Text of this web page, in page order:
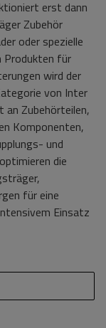
erst dann
Zubehör
oder spezielle
Produkten für
wird der
von Inter
an Zubehörteilen,
Komponenten,
und
die
für eine
Einsatz